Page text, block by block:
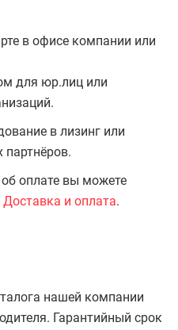
в офисе компании или
для юр.лиц или
в лизинг или
партнёров.
оплате вы можете
Доставка и оплата.
нашей компании
Гарантийный срок